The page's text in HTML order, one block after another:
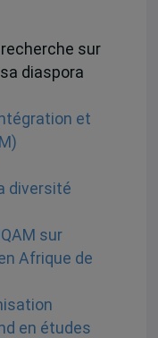
sur
sa diaspora
et
diversité
sur
Afrique de
en études